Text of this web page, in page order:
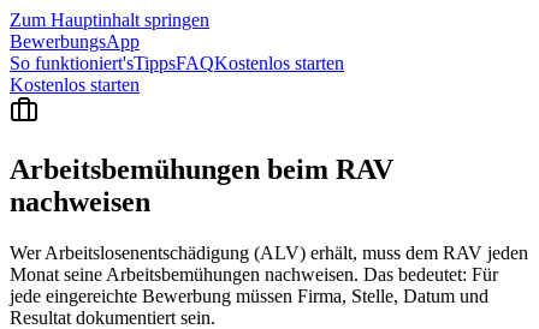
Zum Hauptinhalt springen
BewerbungsApp
So funktioniert'sTippsFAQKostenlos starten
Kostenlos starten
Arbeitsbemühungen beim RAV
nachweisen
Wer Arbeitslosenentschädigung (ALV) erhält, muss dem RAV jeden
Monat seine Arbeitsbemühungen nachweisen. Das bedeutet: Für
jede eingereichte Bewerbung müssen Firma, Stelle, Datum und
Resultat dokumentiert sein.